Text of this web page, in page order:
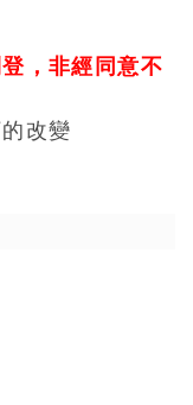
，非經同意不
改變